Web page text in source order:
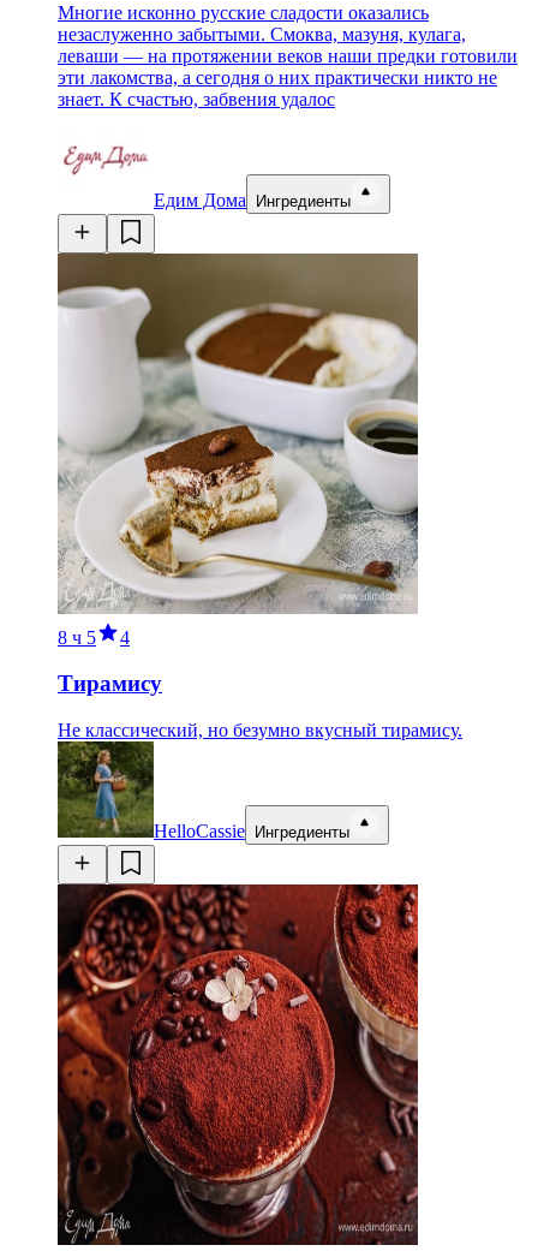
Многие исконно русские сладости оказались
незаслуженно забытыми. Смоква, мазуня, кулага,
леваши — на протяжении веков наши предки готовили
эти лакомства, а сегодня о них практически никто не
знает. К счастью, забвения удалос
Едим Дома Ингредиенты
8 ч 5 4
Тирамису
Не классический, но безумно вкусный тирамису.
HelloCassie Ингредиенты